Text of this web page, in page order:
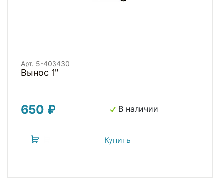
Арт. 5-403430
Вынос 1"
650 ₽ В наличии
Купить